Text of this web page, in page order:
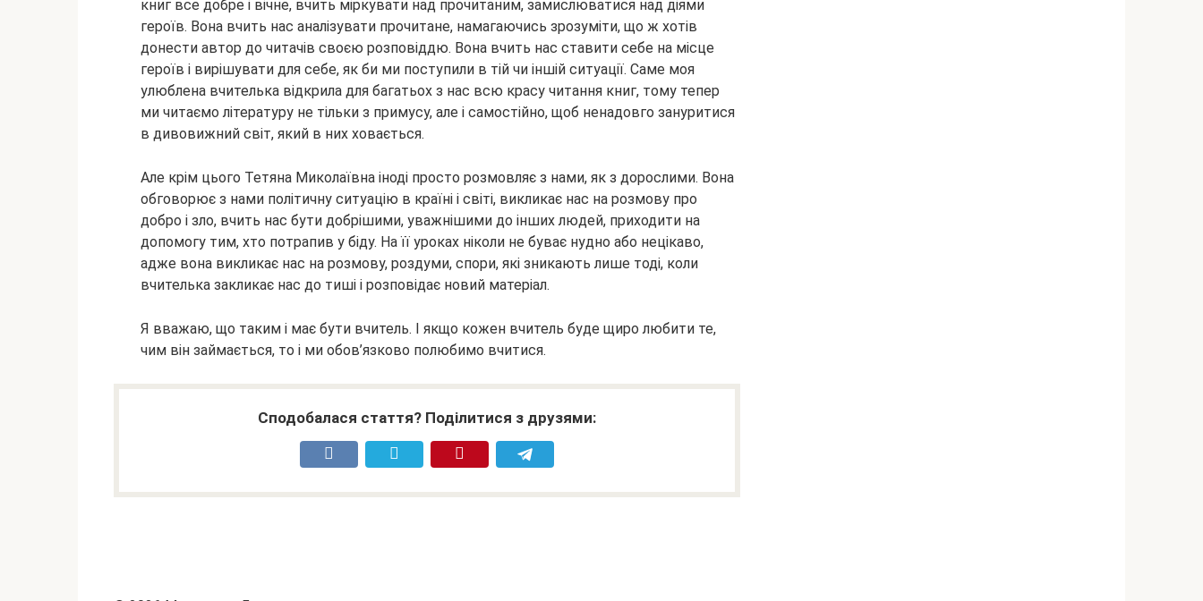
книг все добре і вічне, вчить міркувати над прочитаним, замислюватися над діями
героїв. Вона вчить нас аналізувати прочитане, намагаючись зрозуміти, що ж хотів
донести автор до читачів своєю розповіддю. Вона вчить нас ставити себе на місце
героїв і вирішувати для себе, як би ми поступили в тій чи іншій ситуації. Саме моя
улюблена вчителька відкрила для багатьох з нас всю красу читання книг, тому тепер
ми читаємо літературу не тільки з примусу, але і самостійно, щоб ненадовго зануритися
в дивовижний світ, який в них ховається.
Але крім цього Тетяна Миколаївна іноді просто розмовляє з нами, як з дорослими. Вона
обговорює з нами політичну ситуацію в країні і світі, викликає нас на розмову про
добро і зло, вчить нас бути добрішими, уважнішими до інших людей, приходити на
допомогу тим, хто потрапив у біду. На її уроках ніколи не буває нудно або нецікаво,
адже вона викликає нас на розмову, роздуми, спори, які зникають лише тоді, коли
вчителька закликає нас до тиші і розповідає новий матеріал.
Я вважаю, що таким і має бути вчитель. І якщо кожен вчитель буде щиро любити те,
чим він займається, то і ми обов’язково полюбимо вчитися.
Сподобалася стаття? Поділитися з друзями: